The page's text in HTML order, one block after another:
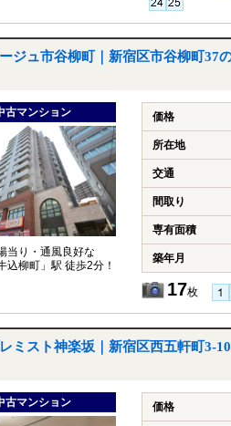
ジュ市谷柳町｜新宿区市谷柳町37
古マンション
当り・通風良好な
2LDK！「牛込柳町」駅 徒歩2分！
価格
所在地
交通
間取り
専有面積
築年月
17枚
ミスト神楽坂｜新宿区西五軒町3-
古マンション 価格